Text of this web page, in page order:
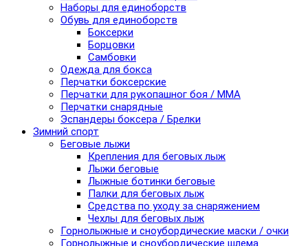
Наборы для единоборств
Обувь для единоборств
Боксерки
Борцовки
Самбовки
Одежда для бокса
Перчатки боксерские
Перчатки для рукопашног боя / ММА
Перчатки снарядные
Эспандеры боксера / Брелки
Зимний спорт
Беговые лыжи
Крепления для беговых лыж
Лыжи беговые
Лыжные ботинки беговые
Палки для беговых лыж
Средства по уходу за снаряжением
Чехлы для беговых лыж
Горнолыжные и сноубордические маски / очки
Горнолыжные и сноубордические шлема